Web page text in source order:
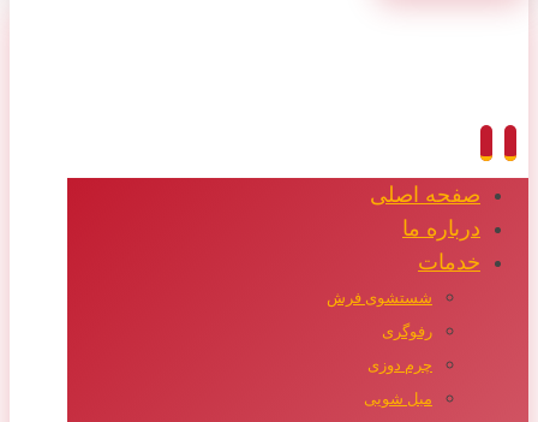
صفحه اصلی
درباره ما
خدمات
شستشوی فرش
رفوگری
چرم دوزی
مبل شویی